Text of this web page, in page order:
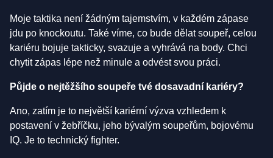
Moje taktika není žádným tajemstvím, v každém zápase
jdu po knockoutu. Také víme, co bude dělat soupeř, celou
kariéru bojuje takticky, svazuje a vyhrává na body. Chci
chytit zápas lépe než minule a odvést svou práci.
Půjde o nejtěžšího soupeře tvé dosavadní kariéry?
Ano, zatím je to největší kariérní výzva vzhledem k
postavení v žebříčku, jeho bývalým soupeřům, bojovému
IQ. Je to technický fighter.